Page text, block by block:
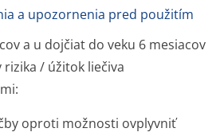
a upozornenia pred použitím
a u dojčiat do veku 6 mesiacov
rizika / úžitok liečiva
oproti možnosti ovplyvniť